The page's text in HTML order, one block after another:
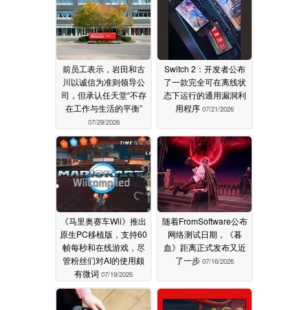
前员工表示，岩田和古
川以诚信为准则领导公
司，但承认任天堂“不存
在工作与生活的平衡”
07/29/2026
Switch 2：开发者公布
了一款完全可在离线状
态下运行的通用漏洞利
用程序 07/21/2026
《马里奥赛车Wii》推出
原生PC移植版，支持60
帧每秒和在线游戏，尽
管粉丝们对AI的使用颇
有微词 07/19/2026
随着FromSoftware公布
网络测试日期，《暮
血》距离正式发布又近
了一步 07/16/2026